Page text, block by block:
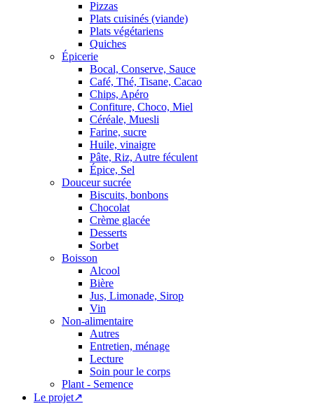
Pizzas
Plats cuisinés (viande)
Plats végétariens
Quiches
Épicerie
Bocal, Conserve, Sauce
Café, Thé, Tisane, Cacao
Chips, Apéro
Confiture, Choco, Miel
Céréale, Muesli
Farine, sucre
Huile, vinaigre
Pâte, Riz, Autre féculent
Épice, Sel
Douceur sucrée
Biscuits, bonbons
Chocolat
Crème glacée
Desserts
Sorbet
Boisson
Alcool
Bière
Jus, Limonade, Sirop
Vin
Non-alimentaire
Autres
Entretien, ménage
Lecture
Soin pour le corps
Plant - Semence
Le projet↗